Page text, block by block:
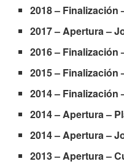
2018 – Finalización
2017 – Apertura –
2016 – Finalización
2015 – Finalización
2014 – Finalización
2014 – Apertura –
2014 – Apertura –
2013 – Apertura –